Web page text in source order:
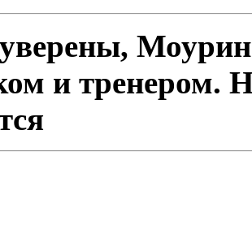
и тренером.